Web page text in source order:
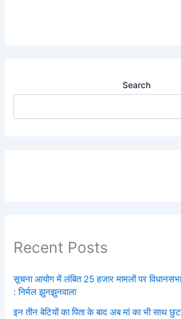
Search
Recent Posts
सूचना आयोग में लंबित 25 हजार मामलों पर
: निर्मल झुनझुनवाला
इन तीन बेटियों का पिता के बाद अब मां का भी साथ